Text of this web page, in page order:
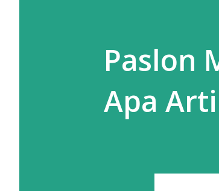
Paslon
Apa